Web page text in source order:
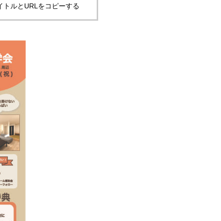
トルとURLをコピーする